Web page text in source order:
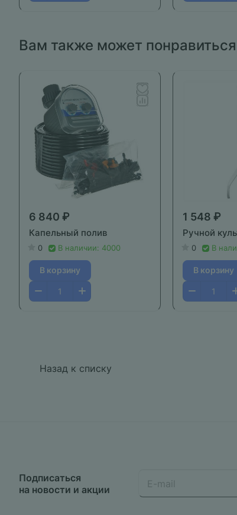
Вам также может понравиться
6 840 ₽
Капельный полив
0 В наличии: 4000
В корзину
1 548 ₽
Ручной
0 В
В корзину
Назад к списку
Подписаться
на новости и акции